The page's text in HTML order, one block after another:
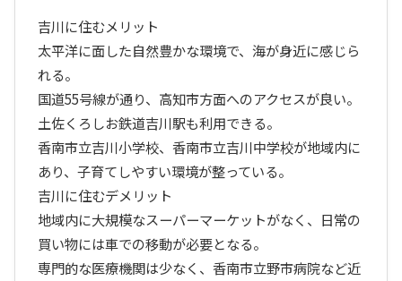
吉川に住むメリット
太平洋に面した自然豊かな環境で、海が身近に感じら
れる。
国道55号線が通り、高知市方面へのアクセスが良い。
土佐くろしお鉄道吉川駅も利用できる。
香南市立吉川小学校、香南市立吉川中学校が地域内に
あり、子育てしやすい環境が整っている。
吉川に住むデメリット
地域内に大規模なスーパーマーケットがなく、日常の
買い物には車での移動が必要となる。
専門的な医療機関は少なく、香南市立野市病院など近